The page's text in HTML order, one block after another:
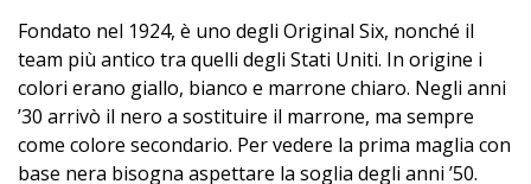
Fondato nel 1924, è uno degli Original Six, nonché il
team più antico tra quelli degli Stati Uniti. In origine i
colori erano giallo, bianco e marrone chiaro. Negli anni
’30 arrivò il nero a sostituire il marrone, ma sempre
come colore secondario. Per vedere la prima maglia con
base nera bisogna aspettare la soglia degli anni ’50.